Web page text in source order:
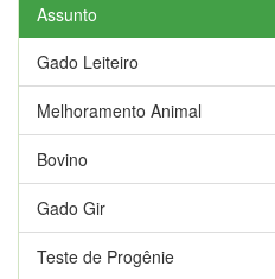
Assunto
Gado Leiteiro
Melhoramento Animal
Bovino
Gado Gir
Teste de Progênie